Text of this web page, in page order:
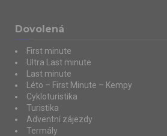
Dovolená
First minute
Ultra Last minute
Last minute
Léto – First Minute – Kempy
Cykloturistika
Turistika
Adventní zájezdy
Termály